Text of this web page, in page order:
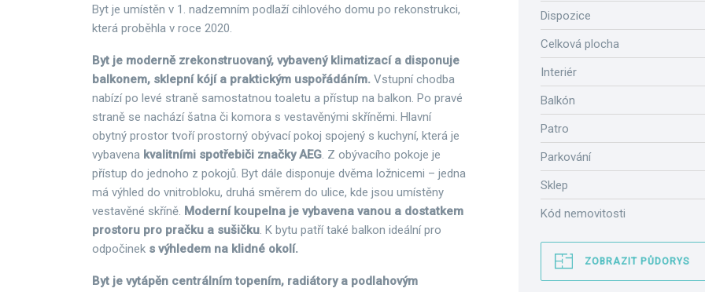
Dispozice
Celková plocha
Interiér
Balkón
Patro
Parkování
Sklep
Kód nemovitosti
ZOBRAZIT PŮDORYS
Byt je umístěn v 1. nadzemním podlaží cihlového domu po rekonstrukci,
která proběhla v roce 2020.
Byt je moderně zrekonstruovaný, vybavený klimatizací a disponuje
balkonem, sklepní kójí a praktickým uspořádáním. Vstupní chodba
nabízí po levé straně samostatnou toaletu a přístup na balkon. Po pravé
straně se nachází šatna či komora s vestavěnými skříněmi. Hlavní
obytný prostor tvoří prostorný obývací pokoj spojený s kuchyní, která je
vybavena kvalitními spotřebiči značky AEG. Z obývacího pokoje je
přístup do jednoho z pokojů. Byt dále disponuje dvěma ložnicemi – jedna
má výhled do vnitrobloku, druhá směrem do ulice, kde jsou umístěny
vestavěné skříně. Moderní koupelna je vybavena vanou a dostatkem
prostoru pro pračku a sušičku. K bytu patří také balkon ideální pro
odpočinek s výhledem na klidné okolí.
Byt je vytápěn centrálním topením, radiátory a podlahovým